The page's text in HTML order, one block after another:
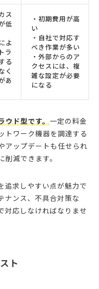
ス
低
よ
ラ
る
く
あ
・初期費用が高
い
・自社で対応す
べき作業が多い
・外部からのア
クセスには、複
雑な設定が必要
になる
ウド型です。一定の料金
トワーク機器を調達する
アップデートも任せられ
減できます。
追求しやすい点が魅力で
ナンス、不具合対策な
対応しなければなりませ
ト